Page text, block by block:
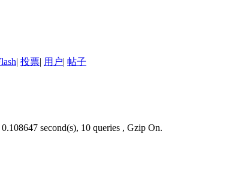
| 投票| 用户| 帖子
0.108647 second(s), 10 queries , Gzip On.